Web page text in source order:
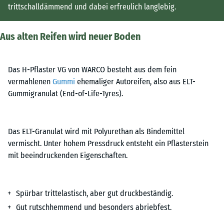
trittschalldämmend und dabei erfreulich langlebig.
Aus alten Reifen wird neuer Boden
Das H-Pflaster VG von WARCO besteht aus dem fein
vermahlenen Gummi ehemaliger Autoreifen, also aus ELT-
Gummigranulat (End-of-Life-Tyres).
Das ELT-Granulat wird mit Polyurethan als Bindemittel
vermischt. Unter hohem Pressdruck entsteht ein Pflasterstein
mit beeindruckenden Eigenschaften.
Spürbar trittelastisch, aber gut druckbeständig.
Gut rutschhemmend und besonders abriebfest.